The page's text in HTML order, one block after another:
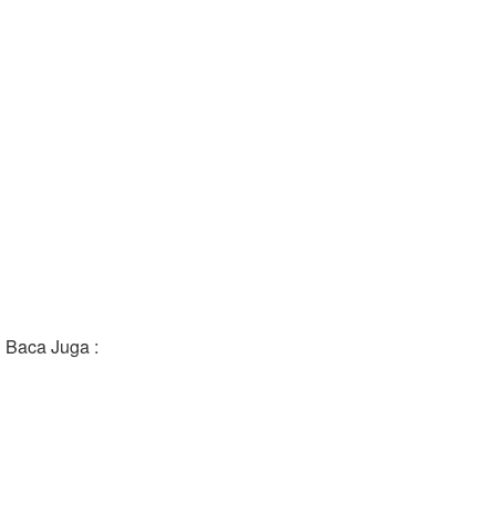
Baca Juga :